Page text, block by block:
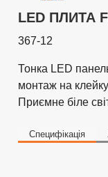
LED ПЛИТА
367-12
Тонка LED
монтаж на
Приємне біле
Специфікація